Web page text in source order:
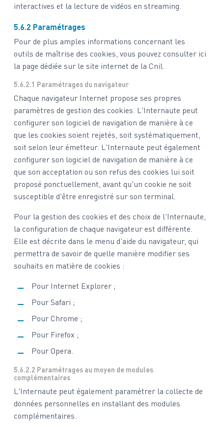
interactives et la lecture de vidéos en streaming.
5.6.2 Paramétrages
Pour de plus amples informations concernant les
outils de maîtrise des cookies, vous pouvez consulter ici
la page dédiée sur le site internet de la Cnil.
5.6.2.1 Paramétrages du navigateur
Chaque navigateur Internet propose ses propres
paramètres de gestion des cookies. L'Internaute peut
configurer son logiciel de navigation de manière à ce
que les cookies soient rejetés, soit systématiquement,
soit selon leur émetteur. L'Internaute peut également
configurer son logiciel de navigation de manière à ce
que son acceptation ou son refus des cookies lui soit
proposé ponctuellement, avant qu'un cookie ne soit
susceptible d'être enregistré sur son terminal.
Pour la gestion des cookies et des choix de l'Internaute,
la configuration de chaque navigateur est différente.
Elle est décrite dans le menu d'aide du navigateur, qui
permettra de savoir de quelle manière modifier ses
souhaits en matière de cookies :
Pour Internet Explorer ;
Pour Safari ;
Pour Chrome ;
Pour Firefox ;
Pour Opera.
5.6.2.2 Paramétrages au moyen de modules
complémentaires
L'Internaute peut également paramétrer la collecte de
données personnelles en installant des modules
complémentaires.